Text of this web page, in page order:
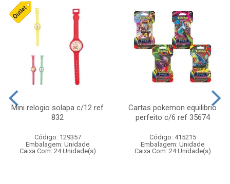
Mini relogio solapa c/12 ref
832
Código: 129357
Embalagem: Unidade
Caixa Com: 24 Unidade(s)
Cartas pokemon equilibrio
perfeito c/6 ref 35674
Código: 415215
Embalagem: Unidade
Caixa Com: 24 Unidade(s)